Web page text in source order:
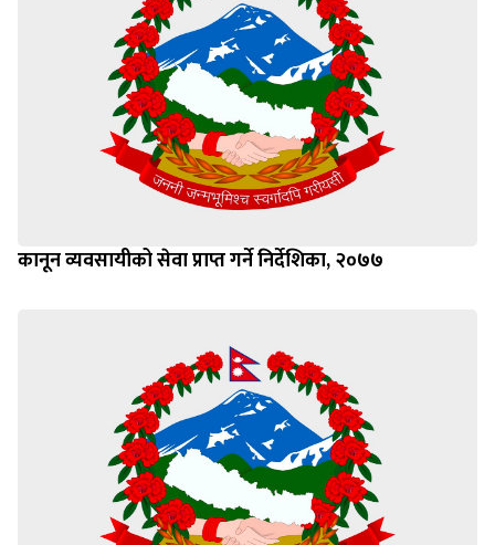
कानून व्यवसायीको सेवा प्राप्त गर्ने निर्देशिका, २०७७